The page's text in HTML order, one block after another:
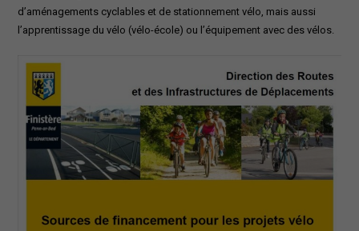
d’aménagements cyclables et de stationnement vélo, mais aussi
l’apprentissage du vélo (vélo-école) ou l’équipement avec des vélos.